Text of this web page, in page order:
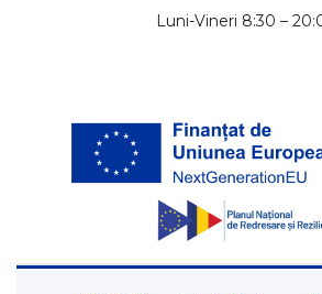
Luni-Vineri 8:30 –